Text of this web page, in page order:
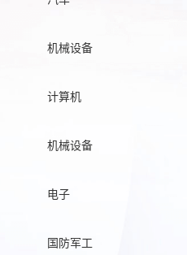
机械设备
计算机
机械设备
电子
国防军工